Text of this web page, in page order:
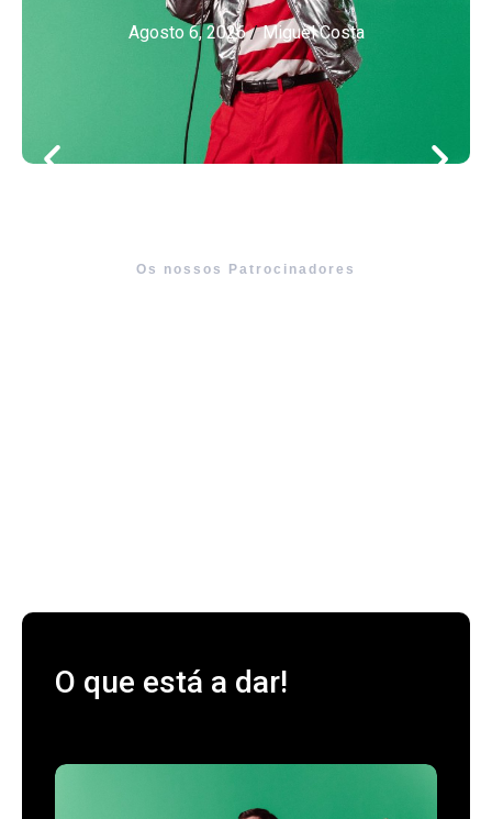
Agosto 6, 2026 / Miguel Costa
Os nossos Patrocinadores
O que está a dar!